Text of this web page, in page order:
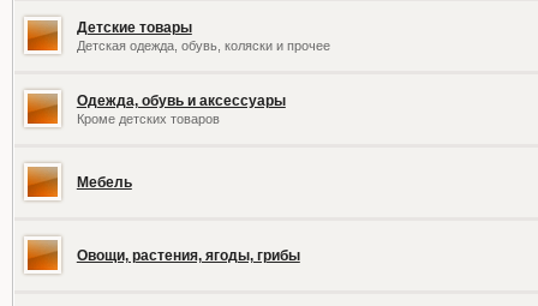
Детские товары
Детская одежда, обувь, коляски и прочее
Одежда, обувь и аксессуары
Кроме детских товаров
Мебель
Овощи, растения, ягоды, грибы